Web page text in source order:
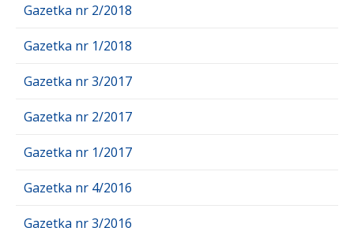
Gazetka nr 2/2018
Gazetka nr 1/2018
Gazetka nr 3/2017
Gazetka nr 2/2017
Gazetka nr 1/2017
Gazetka nr 4/2016
Gazetka nr 3/2016